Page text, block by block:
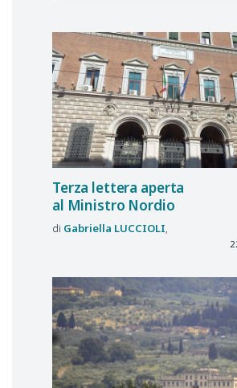
Terza lettera aperta
al Ministro Nordio
Gabriella LUCCIOLI